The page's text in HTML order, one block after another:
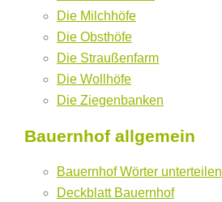
Die Milchhöfe
Die Obsthöfe
Die Straußenfarm
Die Wollhöfe
Die Ziegenbanken
Bauernhof allgemein
Bauernhof Wörter unterteilen
Deckblatt Bauernhof